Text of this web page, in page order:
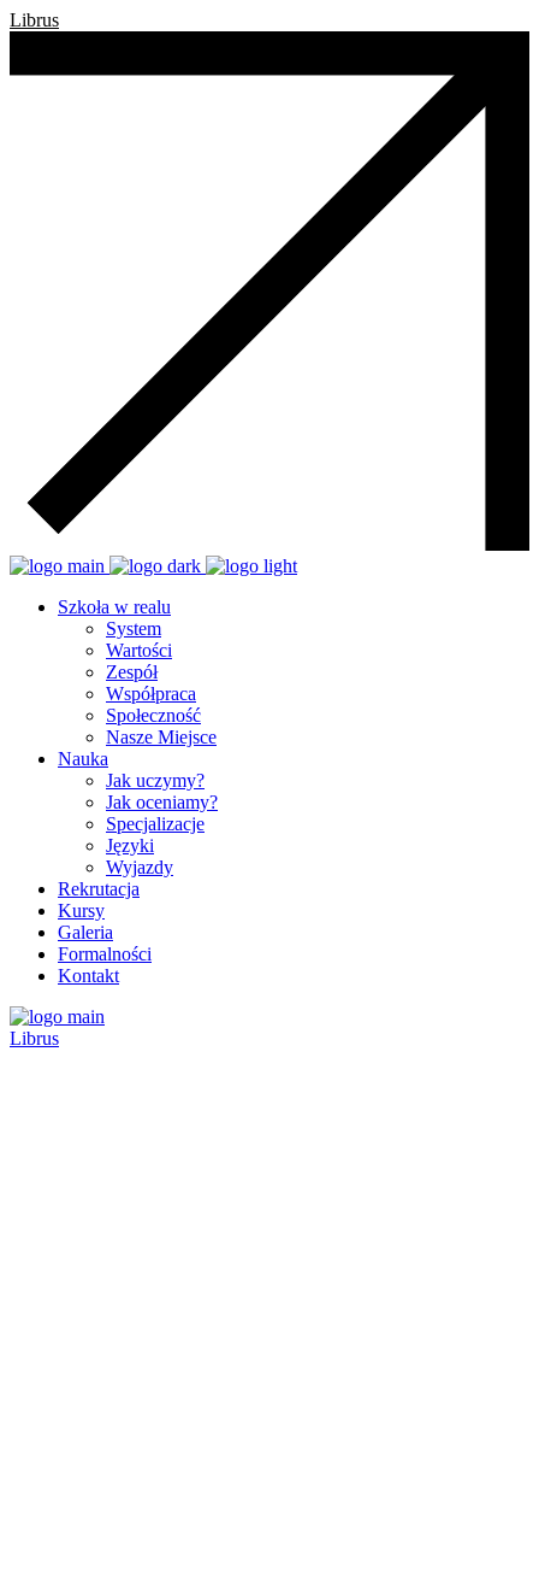
Librus
Szkoła w realu
System
Wartości
Zespół
Współpraca
Społeczność
Nasze Miejsce
Nauka
Jak uczymy?
Jak oceniamy?
Specjalizacje
Języki
Wyjazdy
Rekrutacja
Kursy
Galeria
Formalności
Kontakt
Librus